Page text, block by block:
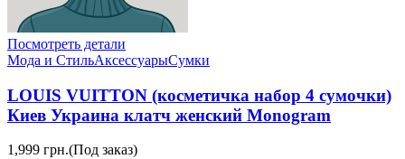
Посмотреть детали
Мода и СтильАксессуарыСумки
LOUIS VUITTON (косметичка набор 4 сумочки)
Киев Украина клатч женский Monogram
1,999 грн.(Под заказ)